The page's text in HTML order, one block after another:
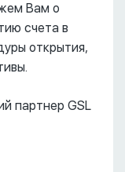
Вам о
счета в
открытия,
партнер GSL